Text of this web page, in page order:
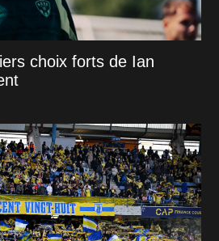
choix forts de Ian